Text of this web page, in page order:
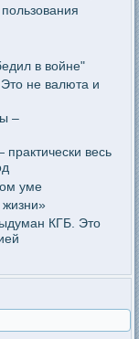
в войне"
не валюта и
–
весь
уме
КГБ. Это